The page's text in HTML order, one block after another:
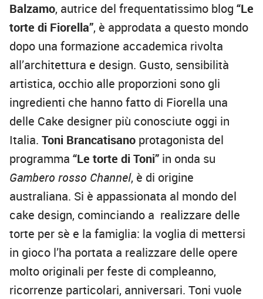
Balzamo, autrice del frequentatissimo blog “Le
torte di Fiorella”, è approdata a questo mondo
dopo una formazione accademica rivolta
all’architettura e design. Gusto, sensibilità
artistica, occhio alle proporzioni sono gli
ingredienti che hanno fatto di Fiorella una
delle Cake designer più conosciute oggi in
Italia. Toni Brancatisano protagonista del
programma “Le torte di Toni” in onda su
Gambero rosso Channel, è di origine
australiana. Si è appassionata al mondo del
cake design, cominciando a realizzare delle
torte per sè e la famiglia: la voglia di mettersi
in gioco l’ha portata a realizzare delle opere
molto originali per feste di compleanno,
ricorrenze particolari, anniversari. Toni vuole